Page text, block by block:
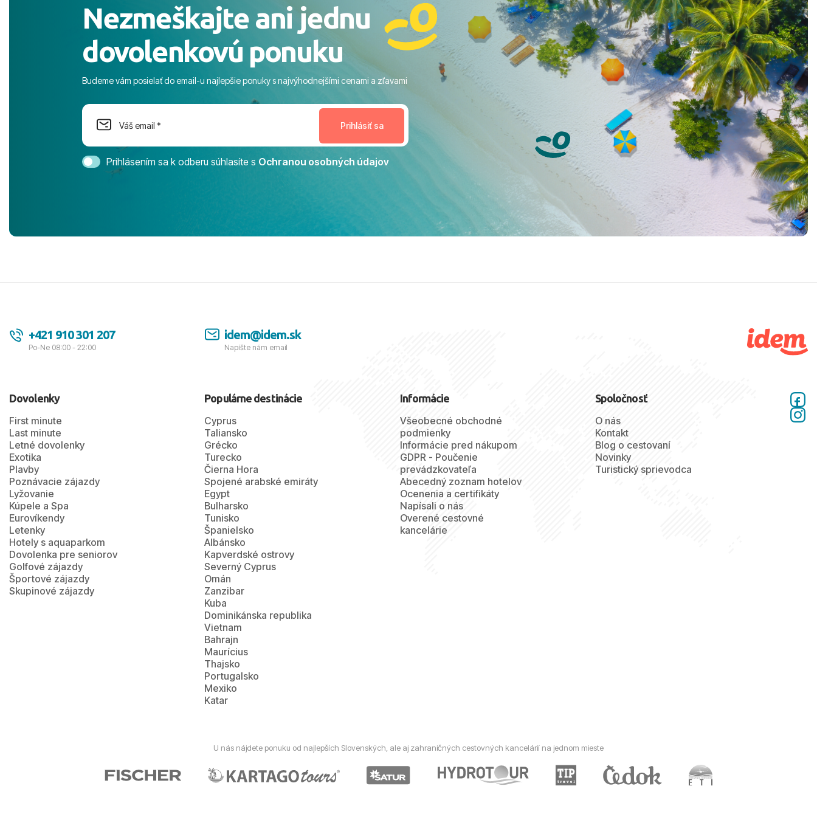
celého dňa. ​Areál a pláž: Nádherné, čisté
prostredie, veľa zelene a udržiavaná pláž
s pozvoľným vstupom do mora a teple
more. ​Program: Skvelé animácie a
na moment nenudil, no zároveň bol
dostatok priestoru na dokonalý relax. ​
Magic Life Jacaranda môžeme s čistým
svedomím odporučiť každému, kto hľadá
bezstarostnú dovolenku na vysokej
úrovni. Všetko bolo zabezpečené na
tešíme, kam s nami vyrazíte nabudúce!
Ďakujeme za skvelé spomienky. ​S
pozdravom a prianím mnohých ďalších
Nezmeškajte ani jednu
dovolenkovú ponuku
Budeme vám posielať do email-u najlepšie ponuky s najvýhodnejšími cenami a zľavami
Prihlásením sa k odberu súhlasíte s Ochranou osobných údajov
+421 910 301 207
Po-Ne 08:00 - 22:00
idem@idem.sk
Napíšte nám email
Dovolenky
First minute
Last minute
Letné dovolenky
Exotika
Plavby
Poznávacie zájazdy
Lyžovanie
Kúpele a Spa
Eurovíkendy
Letenky
Hotely s aquaparkom
Dovolenka pre seniorov
Golfové zájazdy
Športové zájazdy
Skupinové zájazdy
Populárne destinácie
Cyprus
Taliansko
Grécko
Turecko
Čierna Hora
Spojené arabské emiráty
Egypt
Bulharsko
Tunisko
Španielsko
Albánsko
Kapverdské ostrovy
Severný Cyprus
Omán
Zanzibar
Kuba
Dominikánska republika
Vietnam
Bahrajn
Maurícius
Thajsko
Portugalsko
Mexiko
Katar
Informácie
Všeobecné obchodné
podmienky
Informácie pred nákupom
GDPR - Poučenie
prevádzkovateľa
Abecedný zoznam hotelov
Ocenenia a certifikáty
Napísali o nás
Overené cestovné
kancelárie
Spoločnosť
O nás
Kontakt
Blog o cestovaní
Novinky
Turistický sprievodca
U nás nájdete ponuku od najlepších Slovenských, ale aj zahraničných cestovných kancelárií na jednom mieste